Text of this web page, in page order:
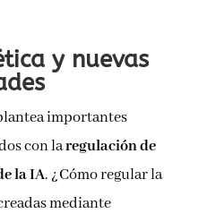
y nuevas
importantes
con laregulación de
la IA. ¿Cómo regular la
mediante